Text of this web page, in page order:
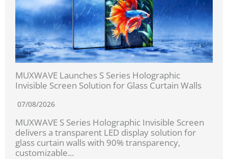
MUXWAVE Launches S Series Holographic
Invisible Screen Solution for Glass Curtain Walls
07/08/2026
MUXWAVE S Series Holographic Invisible Screen
delivers a transparent LED display solution for
glass curtain walls with 90% transparency,
customizable...